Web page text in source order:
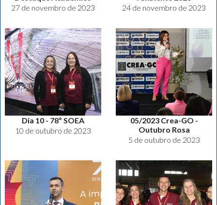
27 de novembro de 2023
24 de novembro de 2023
Dia 10 - 78º SOEA
10 de outubro de 2023
05/2023 Crea-GO -
Outubro Rosa
5 de outubro de 2023